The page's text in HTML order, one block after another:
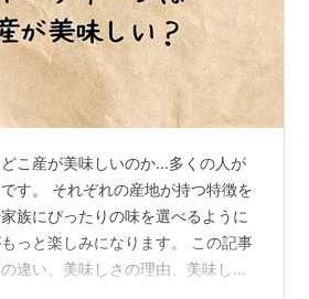
こ産が美味しいのか...多くの人が
す。 それぞれの産地が持つ特徴を
族にぴったりの味を選べるように
っと楽しみになります。 この記事
違い、美味しさの理由、美味しく